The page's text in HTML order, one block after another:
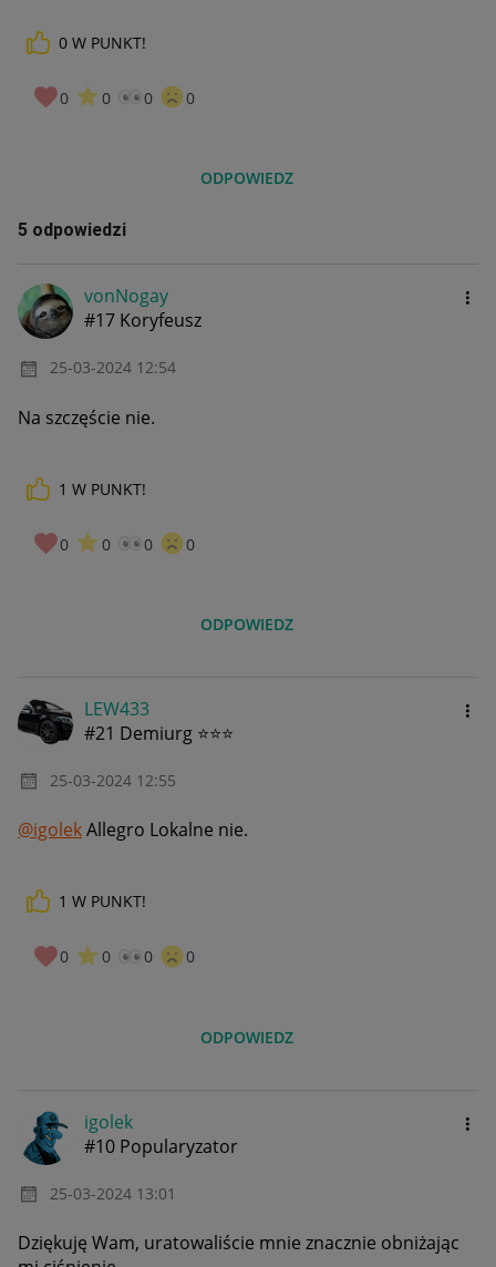
0 W PUNKT!
0 0 0 0
ODPOWIEDZ
5 odpowiedzi
vonNogay
#17 Koryfeusz
‎25-03-2024 12:54
Na szczęście nie.
1 W PUNKT!
0 0 0 0
ODPOWIEDZ
LEW433
#21 Demiurg ⭐⭐⭐
‎25-03-2024 12:55
@igolekAllegro Lokalne nie.
1 W PUNKT!
0 0 0 0
ODPOWIEDZ
igolek
#10 Popularyzator
‎25-03-2024 13:01
Dziękuję Wam, uratowaliście mnie znacznie obniżając